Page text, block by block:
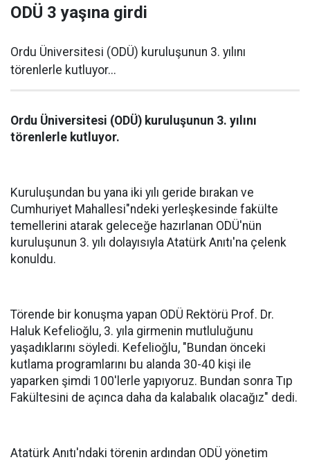
ODÜ 3 yaşına girdi
Ordu Üniversitesi (ODÜ) kuruluşunun 3. yılını
törenlerle kutluyor...
Ordu Üniversitesi (ODÜ) kuruluşunun 3. yılını
törenlerle kutluyor.
Kuruluşundan bu yana iki yılı geride bırakan ve
Cumhuriyet Mahallesi"ndeki yerleşkesinde fakülte
temellerini atarak geleceğe hazırlanan ODÜ'nün
kuruluşunun 3. yılı dolayısıyla Atatürk Anıtı'na çelenk
konuldu.
Törende bir konuşma yapan ODÜ Rektörü Prof. Dr.
Haluk Kefelioğlu, 3. yıla girmenin mutluluğunu
yaşadıklarını söyledi. Kefelioğlu, "Bundan önceki
kutlama programlarını bu alanda 30-40 kişi ile
yaparken şimdi 100'lerle yapıyoruz. Bundan sonra Tıp
Fakültesini de açınca daha da kalabalık olacağız" dedi.
Atatürk Anıtı'ndaki törenin ardından ODÜ yönetim